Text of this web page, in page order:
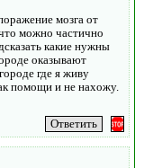
мозга от
можно частично
какие нужны
оказывают
где я живу
помощи и не нахожу.